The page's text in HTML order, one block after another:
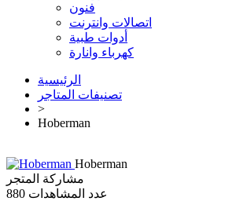
فنون
اتصالات وانترنت
أدوات طبية
كهرباء وانارة
الرئيسية
تصنيفات المتاجر
>
Hoberman
Hoberman
مشاركة المتجر
عدد المشاهدات 880